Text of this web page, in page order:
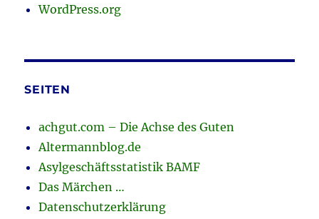
WordPress.org
SEITEN
achgut.com – Die Achse des Guten
Altermannblog.de
Asylgeschäftsstatistik BAMF
Das Märchen …
Datenschutzerklärung